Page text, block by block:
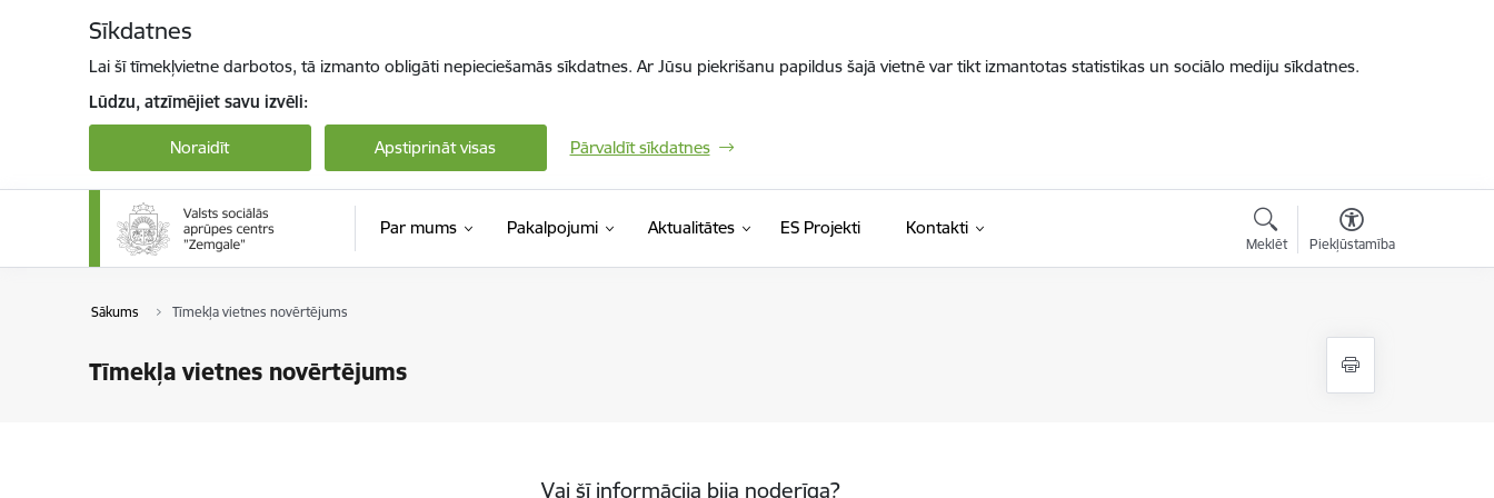
Sīkdatnes
Lai šī tīmekļvietne darbotos, tā izmanto obligāti nepieciešamās sīkdatnes. Ar Jūsu piekrišanu papildus šajā vietnē var tikt izmantotas statistikas un sociālo mediju sīkdatnes.
Lūdzu, atzīmējiet savu izvēli:
Noraidīt Apstiprināt visas Pārvaldīt sīkdatnes
Par mums Pakalpojumi Aktualitātes ES Projekti Kontakti
Meklēt Piekļūstamība
Sākums Tīmekļa vietnes novērtējums
Tīmekļa vietnes novērtējums
Vai šī informācija bija noderīga?